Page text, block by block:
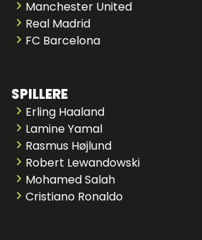
Manchester United
Real Madrid
FC Barcelona
SPILLERE
Erling Haaland
Lamine Yamal
Rasmus Højlund
Robert Lewandowski
Mohamed Salah
Cristiano Ronaldo